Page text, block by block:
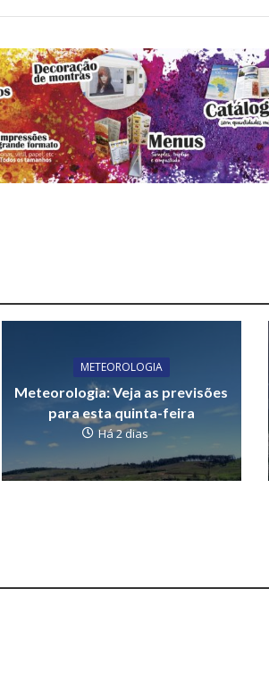
METEOROLOGIA
Meteorologia: Veja as previsões
para esta quinta-feira
Há 2 dias